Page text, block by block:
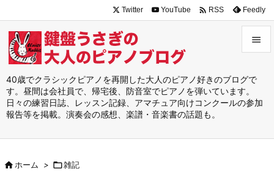
40歳でクラシックピアノを再開した大人のピアノ好きのブログで
す。昼間は会社員で、帰宅後、防音室でピアノを弾いています。
日々の練習日誌、レッスン記録、アマチュア向けコンクールの参加
報告等を掲載。演奏会の感想、楽譜・音楽書の話題も。

メニュ

サイド
前へ
Twitter YouTube  RSS Feedly
ホーム > 雑記